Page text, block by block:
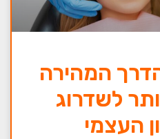
הדרך המהירה
לשדרוג
העצמי